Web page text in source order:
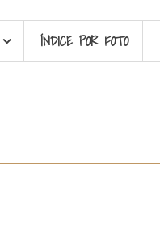
ÍNDICE POR FOTO